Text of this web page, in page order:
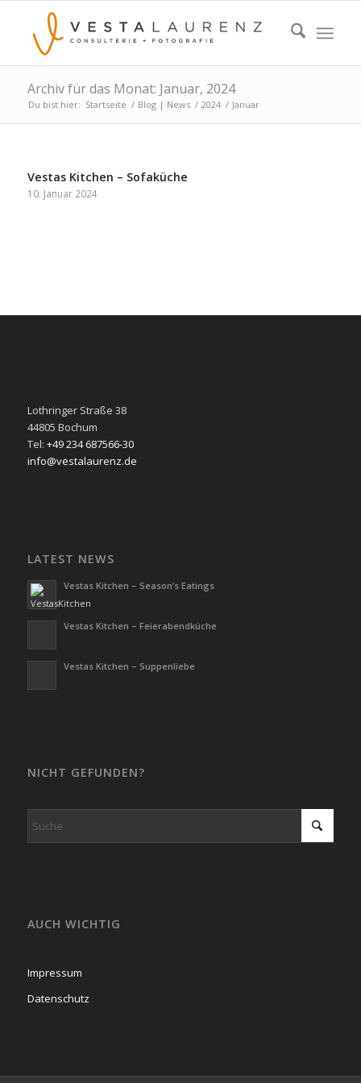
Archiv für das Monat: Januar, 2024
Du bist hier: Startseite / Blog | News / 2024 / Januar
Vestas Kitchen – Sofaküche
10. Januar 2024
Lothringer Straße 38
44805 Bochum
Tel: +49 234 687566-30
info@vestalaurenz.de
LATEST NEWS
Vestas Kitchen – Season’s Eatings
Vestas Kitchen – Feierabendküche
Vestas Kitchen – Suppenliebe
NICHT GEFUNDEN?
AUCH WICHTIG
Impressum
Datenschutz